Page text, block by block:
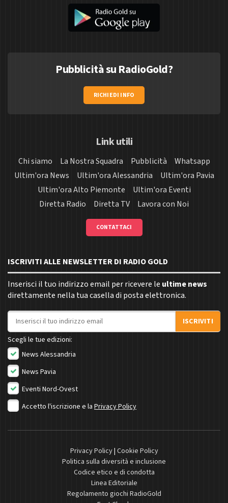
Pubblicità su RadioGold?
RICHIEDI INFO
Link utili
Chi siamo La Nostra Squadra Pubblicità
Whatsapp
Ultim'ora News
Ultim'ora Alessandria
Ultim'ora Pavia
Ultim'ora Alto Piemonte
Ultim'ora Eventi
Diretta Radio
Diretta TV Lavora con Noi
CONTATTACI
ISCRIVITI ALLE NEWSLETTER DI RADIO GOLD
Inserisci il tuo indirizzo email per ricevere le ultime news
direttamente nella tua casella di posta elettronica.
Indirizzo email
ISCRIVITI
Scegli le tue edizioni:
News Alessandria
News Pavia
Eventi Nord-Ovest
Accetto l'iscrizione e la Privacy Policy
Privacy Policy| Cookie Policy
Politica sulla diversità e inclusione
Codice etico e di condotta
Linea Editoriale
Regolamento giochi RadioGold